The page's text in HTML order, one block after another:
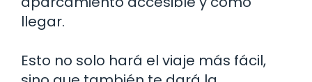
llegar.
Esto no solo hará el viaje más fácil,